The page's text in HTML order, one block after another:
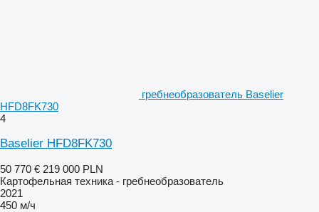
гребнеобразователь Baselier
HFD8FK730
4
Baselier HFD8FK730
50 770 € 219 000 PLN
Картофельная техника - гребнеобразователь
2021
450 м/ч